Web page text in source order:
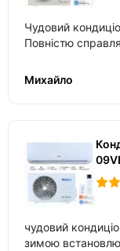
Чудовий
Михайло
чудовий
зимою